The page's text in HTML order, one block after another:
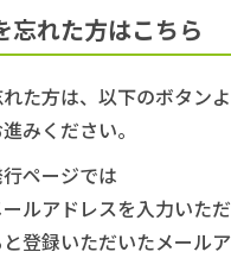
忘れた方はこちら
た方は、以下のボタン
みください。
ページでは
ルアドレスを入力いた
登録いただいたメール